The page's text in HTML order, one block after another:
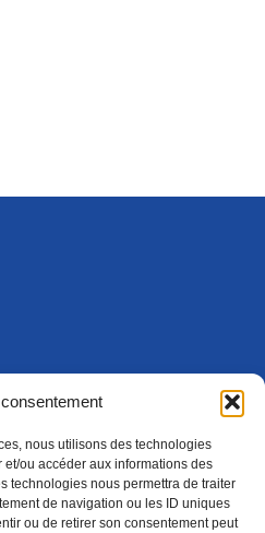
nous utilisons des technologies
ou accéder aux informations des
technologies nous permettra de traiter
de navigation ou les ID uniques
ou de retirer son consentement peut
Paris Cedex 15